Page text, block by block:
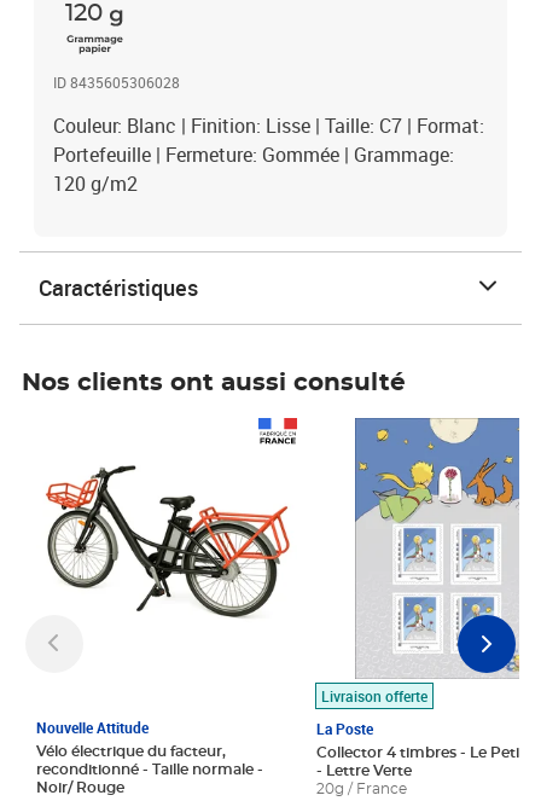
120
ID 8435605306028
Couleur: Blanc | Finition: Lisse | Taille: C7 | Format:
Portefeuille | Fermeture: Gommée | Grammage:
120 g/m2
Caractéristiques
Nos clients ont aussi consulté
Nouvelle Attitude
Vélo électrique du facteur,
reconditionné - Taille normale -
Noir/ Rouge
Livraison offerte
La Poste
Collector 4 timbres - Le Petit
- Lettre Verte
20g / France
Prix 7,50€